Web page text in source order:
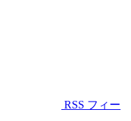
RSS フィー